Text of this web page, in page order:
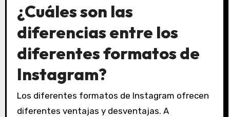
¿Cuáles son las
diferencias entre los
diferentes formatos de
Instagram?
Los diferentes formatos de Instagram ofrecen
diferentes ventajas y desventajas. A